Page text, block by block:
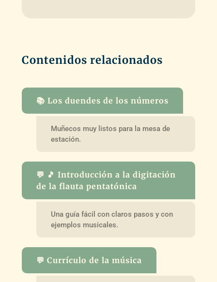
Contenidos relacionados
📚 Los duendes de los números
Muñecos muy listos para la mesa de
estación.
💬 🎵 Introducción a la digitación
de la flauta pentatónica
Una guía fácil con claros pasos y con
ejemplos musicales.
💬 Currículo de la música